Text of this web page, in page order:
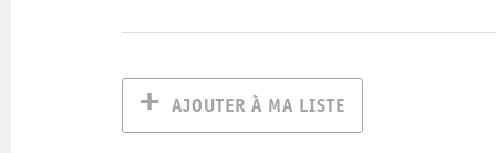
AJOUTER À MA LISTE